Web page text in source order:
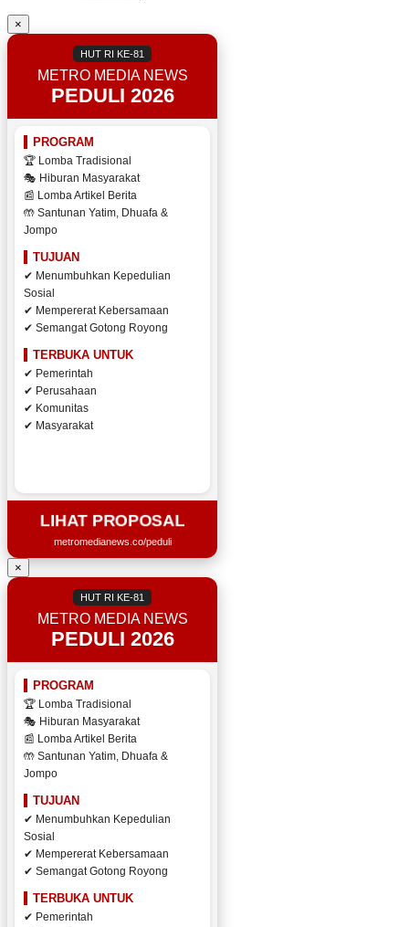
×
HUT RI KE-81
METRO MEDIA NEWS
PEDULI 2026
PROGRAM
🏆 Lomba Tradisional
🎭 Hiburan Masyarakat
📰 Lomba Artikel Berita
🤲 Santunan Yatim, Dhuafa &
Jompo
TUJUAN
✔ Menumbuhkan Kepedulian
Sosial
✔ Mempererat Kebersamaan
✔ Semangat Gotong Royong
TERBUKA UNTUK
✔ Pemerintah
✔ Perusahaan
✔ Komunitas
✔ Masyarakat
LIHAT PROPOSAL
metromedianews.co/peduli
×
HUT RI KE-81
METRO MEDIA NEWS
PEDULI 2026
PROGRAM
🏆 Lomba Tradisional
🎭 Hiburan Masyarakat
📰 Lomba Artikel Berita
🤲 Santunan Yatim, Dhuafa &
Jompo
TUJUAN
✔ Menumbuhkan Kepedulian
Sosial
✔ Mempererat Kebersamaan
✔ Semangat Gotong Royong
TERBUKA UNTUK
✔ Pemerintah